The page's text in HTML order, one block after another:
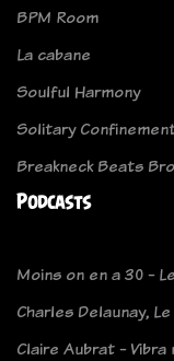
BPM Room
La cabane
Soulful Harmony
Solitary
Breakneck Beats
Podcasts
Moins on en a 30 -
Charles Delaunay,
Claire Aubrat - Vibra